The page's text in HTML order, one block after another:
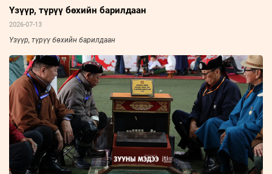
Үзүүр, түрүү бөхийн барилдаан
2026-07-13
Үзүүр, түрүү бөхийн барилдаан